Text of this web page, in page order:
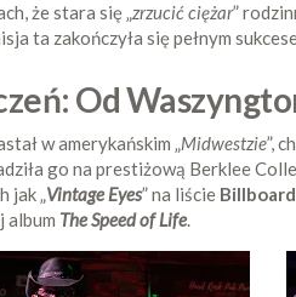
że stara się „zrzucić ciężar”
ta zakończyła się pełnym
Od
w amerykańskim „Midwestzie”,
go na prestiżową Berklee
jak „Vintage Eyes” na liście
album The Speed of Life.